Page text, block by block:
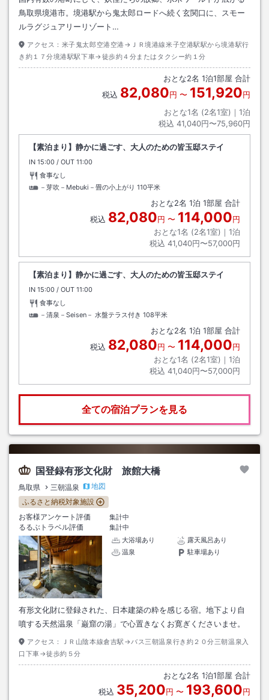
鳥取県境港市。境港駅から鬼太郎ロードへ続く玄関口に、スモー
ルラグジュアリーリゾート…
アクセス： 米子鬼太郎空港空港→ＪＲ境港線米子空港駅駅から境港駅行
き約１７分境港駅駅下車→徒歩約４分またはタクシー約１分
おとな2名 1泊1部屋 合計
税込 82,080円 〜 151,920円
おとな1名 (2名1室)｜ 1泊
税込 41,040円〜75,960円
【素泊まり】静かに過ごす、大人のための皆玉邸ステイ
IN チェックイン
15:00 / OUT チェックアウト
11:00
食事なし
－芽吹－Mebuki－畳の小上がり 110平米
おとな2名 1泊 1部屋 合計
税込 82,080円 〜 114,000円
おとな1名 (2名1室)｜ 1泊
税込 41,040円〜57,000円
【素泊まり】静かに過ごす、大人のための皆玉邸ステイ
IN チェックイン
15:00 / OUT チェックアウト
11:00
食事なし
－清泉－Seisen－ 水盤テラス付き 108平米
おとな2名 1泊 1部屋 合計
税込 82,080円 〜 114,000円
おとな1名 (2名1室)｜ 1泊
税込 41,040円〜57,000円
全ての宿泊プランを見る
国登録有形文化財 旅館大橋
鳥取県 三朝温泉
地図
ふるさと納税対象施設
お客様アンケート評価
集計中
るるぶトラベル評価
集計中
大浴場あり
露天風呂あり
温泉
駐車場あり
有形文化財に登録された、日本建築の粋を感じる宿。地下より自
噴する天然温泉「巌窟の湯」で心置きなくお寛ぎくださいませ。
アクセス：
ＪＲ山陰本線倉吉駅→バス三朝温泉行き約２０分三朝温泉入
口下車→徒歩約５分
おとな2名 1泊1部屋 合計
税込 35,200円 〜 193,600円